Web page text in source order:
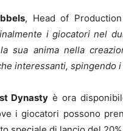
, Head of
i giocatori nel
sua anima nella
interessanti, spingendo
Dynasty è ora
i giocatori possono